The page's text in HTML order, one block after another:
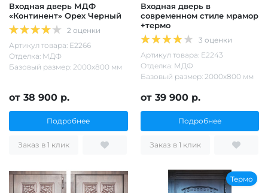
Входная дверь МДФ
«Континент» Орех Черный
2 оценки
Артикул товара: Е2266
Отделка: МДФ
Базовый размер: 2000х800 мм
от 38 900 р.
Подробнее
Заказ в 1 клик
Входная дверь в
современном стиле мрамор
+термо
3 оценки
Артикул товара: Е2243
Отделка: МДФ
Базовый размер: 2000х800 мм
от 39 900 р.
Подробнее
Заказ в 1 клик
Термо